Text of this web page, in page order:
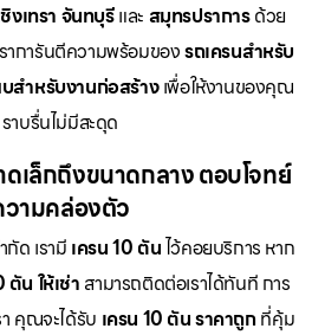
งเทรา จันทบุรีและ สมุทรปราการด้วย
าการันตีความพร้อมของรถเครนสำหรับ
สำหรับงานก่อสร้างเพื่อให้งานของคุณ
ราบรื่นไม่มีสะดุด
ดเล็กถึงขนาดกลาง ตอบโจทย์
ามคล่องตัว
ด เรามี เครน 10 ตันไว้คอยบริการ หาก
ตัน ให้เช่า สามารถติดต่อเราได้ทันที การ
คุณจะได้รับ เครน 10 ตัน ราคาถูกที่คุ้ม